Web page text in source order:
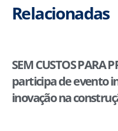
Relacionadas
SEM CUSTOS PARA
participa de evento
inovação na